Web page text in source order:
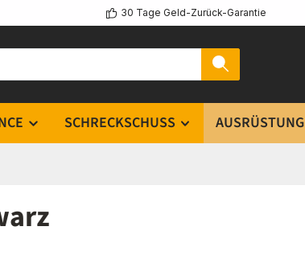
30 Tage Geld-Zurück-Garantie
SCHRECKSCHUSS AUSRÜSTUNG